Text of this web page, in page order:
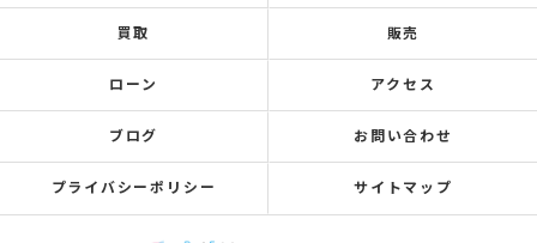
買取 販売
ローン アクセス
ブログ お問い合わせ
プライバシーポリシー サイトマップ